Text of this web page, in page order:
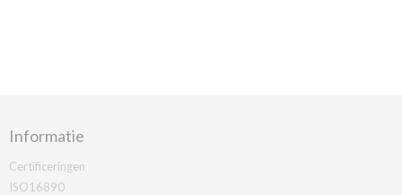
Informatie
Certificeringen
ISO16890